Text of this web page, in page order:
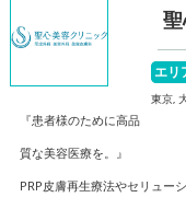
エリ
東京,
『患者様のために高品
質な美容医療を。』
PRP皮膚再生療法やセリュー